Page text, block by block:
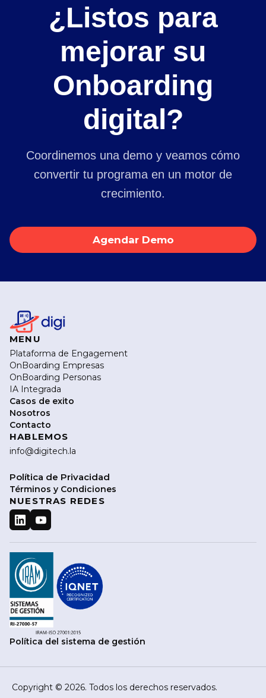
¿Listos para
mejorar su
Onboarding
digital?
Coordinemos una demo y veamos cómo
convertir tu programa en un motor de
crecimiento.
Agendar Demo
MENU
Plataforma de Engagement
OnBoarding Empresas
OnBoarding Personas
IA Integrada
Casos de exito
Nosotros
Contacto
HABLEMOS
info@digitech.la
Política de Privacidad
Términos y Condiciones
NUESTRAS REDES
Política del sistema de gestión
Copyright © 2026. Todos los derechos reservados.